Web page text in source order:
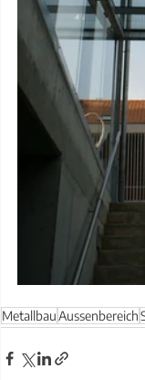
MetallbauAussenbereich